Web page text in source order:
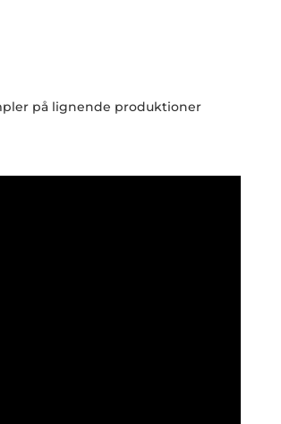
på lignende produktioner